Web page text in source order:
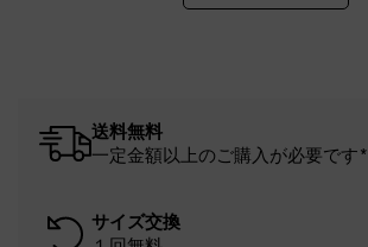
送料無料
一定金額以上のご購入が必要です*
サイズ交換